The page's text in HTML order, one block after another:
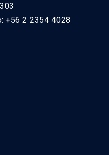
+56 2 2354 4028